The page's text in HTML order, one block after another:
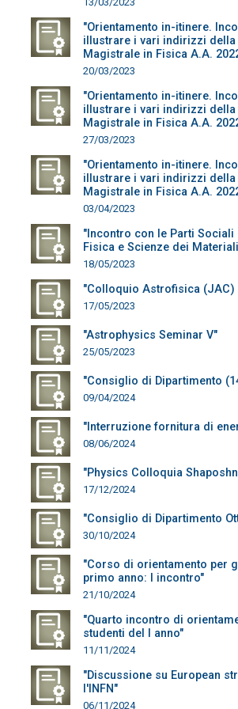
"Orientamento in-itinere.
illustrare i vari indirizzi della
Magistrale in Fisica A.A.
20/03/2023
"Orientamento in-itinere.
illustrare i vari indirizzi della
Magistrale in Fisica A.A.
27/03/2023
"Orientamento in-itinere.
illustrare i vari indirizzi della
Magistrale in Fisica A.A.
03/04/2023
"Incontro con le Parti Sociali
Fisica e Scienze dei
18/05/2023
"Colloquio Astrofisica (JAC)
17/05/2023
"Astrophysics Seminar V"
25/05/2023
"Consiglio di Dipartimento
09/04/2024
"Interruzione fornitura di
08/06/2024
"Physics Colloquia
17/12/2024
"Consiglio di Dipartimento
30/10/2024
"Corso di orientamento per
primo anno: I incontro"
21/10/2024
"Quarto incontro di
studenti del I anno"
11/11/2024
"Discussione su European
l'INFN"
06/11/2024